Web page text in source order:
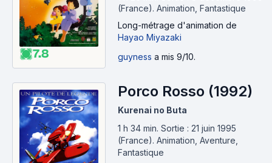
7.8
(France). Animation, Fantastique
Long-métrage d'animation de
Hayao Miyazaki
guyness a mis 9/10.
Porco Rosso (1992)
Kurenai no Buta
1 h 34 min. Sortie : 21 juin 1995
(France). Animation, Aventure,
Fantastique